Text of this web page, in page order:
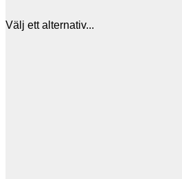
Välj ett alternativ...